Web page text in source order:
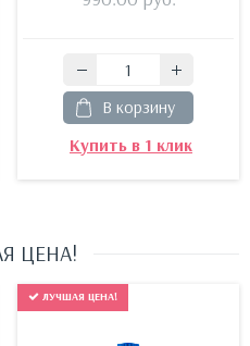
В корзину
Купить в 1 клик
ЦЕНА!
ЛУЧШАЯ ЦЕНА!